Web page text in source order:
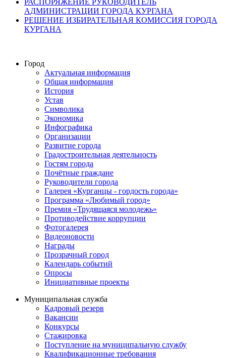
АДМИНИСТРАЦИИ ГОРОДА КУРГАНА
РЕШЕНИЕ ИЗБИРАТЕЛЬНАЯ КОМИССИЯ ГОРОДА
КУРГАНА
Город
Актуальная информация
Общая информация
История
Устав
Символика
Экономика
Инфографика
Организации
Развитие города
Градостроительная деятельность
Гостям города
Почётные граждане
Руководители города
Галерея «Курганцы - гордость города»
Программа «Любимый город»
Премия «Трудящаяся молодежь»
Противодействие коррупции
Фотогалерея
Видеоновости
Награды
Прозрачный город
Календарь событий
Опросы
Инициативные проекты
Муниципальная служба
Кадровый резерв
Вакансии
Конкурсы
Стажировка
Поступление на муниципальную службу
Квалификационные требования